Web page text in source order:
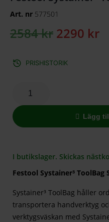
Art. nr 577501
2584kr 2290 kr
PRISHISTORIK
Lägg
I butikslager. Skickas
Festool Systainer³ ToolBag
Systainer³ ToolBag håller
transportera handverktyg
verktygsväskan med